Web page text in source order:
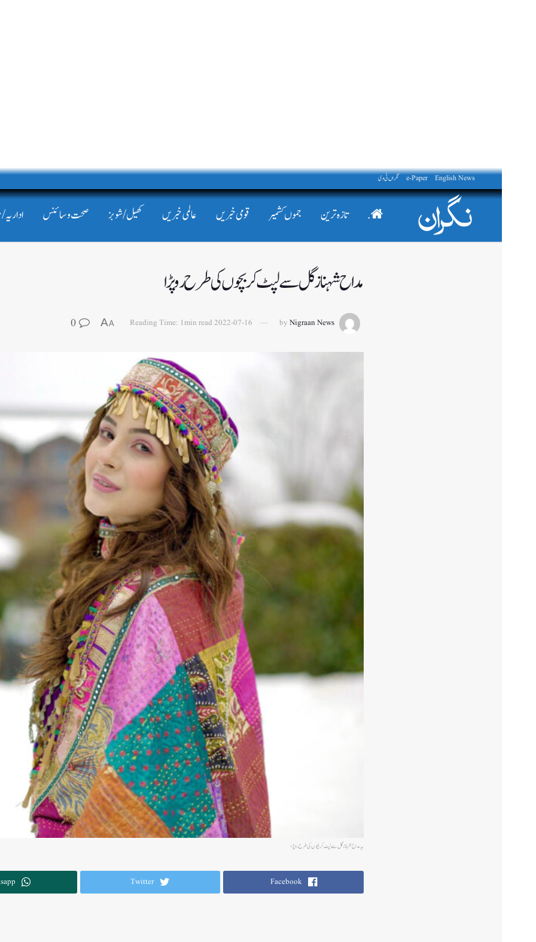
English News
e-Paper نگراں ٹی وی
. تازہ ترین جموں کشمیر قومی خبریں عالمی خبریں کھیل/شوبز صحت و سائنس
مداح شہناز گل سے لپٹ کر بچوں کی طرح رو پڑا
by Nigraan News
2022-07-16
Reading Time: 1min read
A
A
یہ مداح شہناز گل سے لپٹ کر بچوں کی طرح رو پڑا
Facebook
Twitter